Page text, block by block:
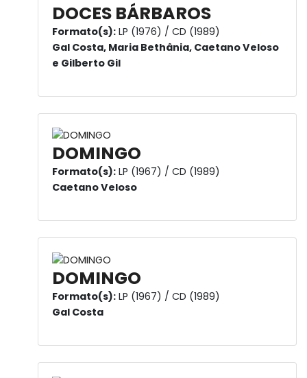
DOCES BÁRBAROS
Formato(s): LP (1976) / CD (1989)
Gal Costa, Maria Bethânia, Caetano Veloso
e Gilberto Gil
DOMINGO
Formato(s): LP (1967) / CD (1989)
Caetano Veloso
DOMINGO
Formato(s): LP (1967) / CD (1989)
Gal Costa